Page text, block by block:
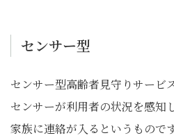
センサー型
センサー型高齢者見守りサービ
センサーが利用者の状況を感知
家族に連絡が入るというもので